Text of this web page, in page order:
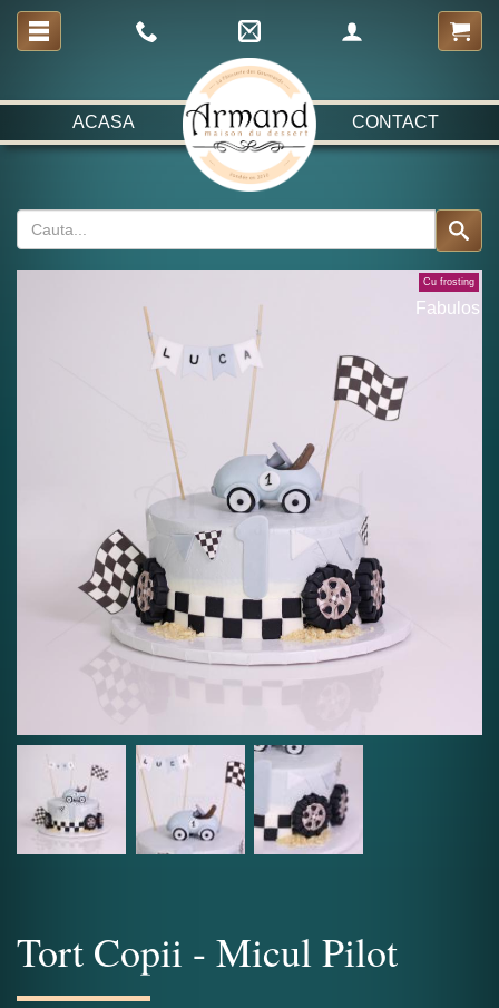
ACASA CONTACT
Cu frosting
Fabulos
Tort Copii - Micul Pilot